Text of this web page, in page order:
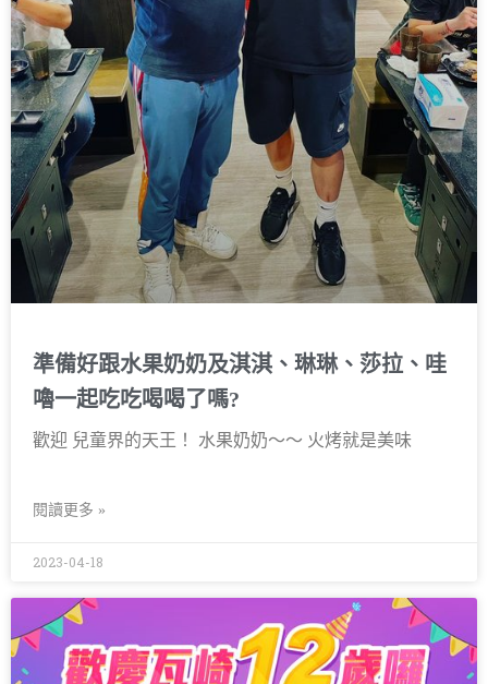
準備好跟水果奶奶及淇淇、琳琳、莎拉、哇
嚕一起吃吃喝喝了嗎?
歡迎 兒童界的天王！ 水果奶奶～～ 火烤就是美味
閱讀更多 »
2023-04-18